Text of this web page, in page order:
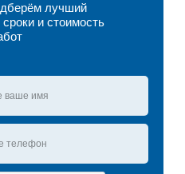
лучший
и стоимость